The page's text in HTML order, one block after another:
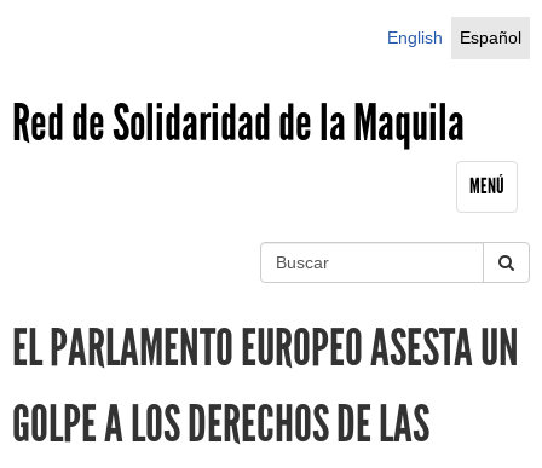
English
Español
Red de Solidaridad de la Maquila
MENÚ
EL PARLAMENTO EUROPEO ASESTA UN
GOLPE A LOS DERECHOS DE LAS
S
e
a
r
u
c
a